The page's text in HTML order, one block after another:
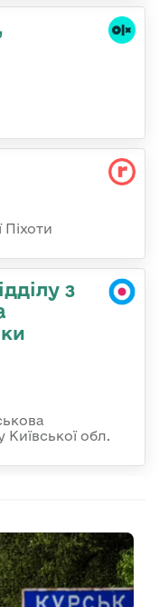
з
Київської обл.